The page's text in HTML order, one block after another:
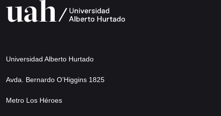
Universidad Alberto Hurtado
Avda. Bernardo O’Higgins 1825
Metro Los Héroes